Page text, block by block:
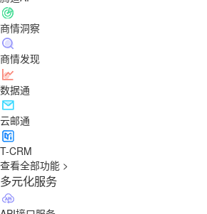
商情洞察
商情发现
数据通
云邮通
T-CRM
查看全部功能 >
多元化服务